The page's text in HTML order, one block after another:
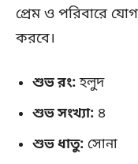
প্রেম ও পরিবারে
করবে।
শুভ রং:হলুদ
শুভ সংখ্যা: ৪
শুভ ধাতু: সোনা